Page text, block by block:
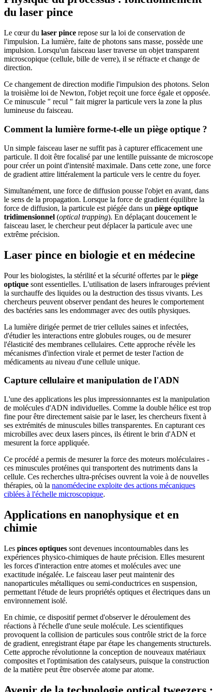
du laser pince
Le cœur du laser pince repose sur la loi de conservation de
l'impulsion. La lumière, faite de photons sans masse, possède une
impulsion. Lorsqu'un faisceau laser traverse un objet transparent
microscopique (cellule, bille de verre), il se réfracte et change de
direction.
Ce changement de direction modifie l'impulsion des photons. Selon
la troisième loi de Newton, l'objet reçoit une force égale et opposée.
Ce minuscule " recul " fait migrer la particule vers la zone la plus
lumineuse du faisceau.
Comment la lumière forme-t-elle un piège optique ?
Un simple faisceau laser ne suffit pas à capturer efficacement une
particule. Il doit être focalisé par une lentille puissante de microscope
pour créer un point d'intensité maximale. Dans cette zone, une force
de gradient attire littéralement la particule vers le centre du foyer.
Simultanément, une force de diffusion pousse l'objet en avant, dans
le sens de la propagation. Lorsque la force de gradient équilibre la
force de diffusion, la particule est piégée dans un piège optique
tridimensionnel (optical trapping). En déplaçant doucement le
faisceau laser, le chercheur peut déplacer la particule avec une
extrême précision.
Laser pince en biologie et en médecine
Pour les biologistes, la stérilité et la sécurité offertes par le piège
optique sont essentielles. L'utilisation de lasers infrarouges prévient
la surchauffe des liquides ou la destruction des tissus vivants. Les
chercheurs peuvent observer pendant des heures le comportement
des bactéries sans les endommager avec des outils physiques.
La lumière dirigée permet de trier cellules saines et infectées,
d'étudier les interactions entre globules rouges, ou de mesurer
l'élasticité des membranes cellulaires. Cette approche révèle les
mécanismes d'infection virale et permet de tester l'action de
médicaments au niveau d'une cellule unique.
Capture cellulaire et manipulation de l'ADN
L'une des applications les plus impressionnantes est la manipulation
de molécules d'ADN individuelles. Comme la double hélice est trop
fine pour être directement saisie par le laser, les chercheurs fixent à
ses extrémités de minuscules billes transparentes. En capturant ces
microbilles avec deux lasers pinces, ils étirent le brin d'ADN et
mesurent la force appliquée.
Ce procédé a permis de mesurer la force des moteurs moléculaires -
ces minuscules protéines qui transportent des nutriments dans la
cellule. Ces recherches ultra-précises ouvrent la voie à de nouvelles
thérapies, où la nanomédecine exploite des actions mécaniques
ciblées à l'échelle microscopique.
Applications en nanophysique et en
chimie
Les pinces optiques sont devenues incontournables dans les
expériences physico-chimiques de haute précision. Elles mesurent
les forces d'interaction entre atomes et molécules avec une
exactitude inégalée. Le faisceau laser peut maintenir des
nanoparticules métalliques ou semi-conductrices en suspension,
permettant l'étude de leurs propriétés optiques et électriques dans un
environnement isolé.
En chimie, ce dispositif permet d'observer le déroulement des
réactions à l'échelle d'une seule molécule. Les scientifiques
provoquent la collision de particules sous contrôle strict de la force
de gradient, enregistrant étape par étape les changements structurels.
Cette approche révolutionne la conception de nouveaux matériaux
composites et l'optimisation des catalyseurs, puisque la construction
de la matière peut être observée atome par atome.